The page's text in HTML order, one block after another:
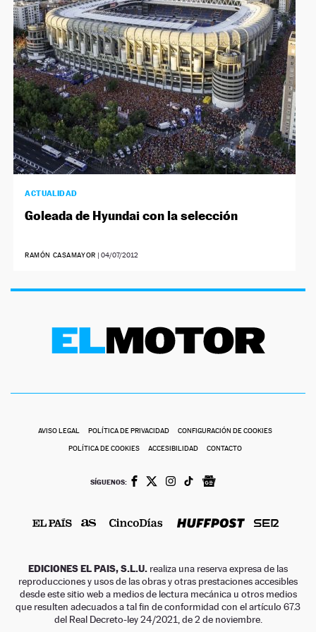
NEWSLETTER
SÍGUENOS
ACTUALIDAD
Goleada de Hyundai con la selección
RAMÓN CASAMAYOR | 04/07/2012
AVISO LEGAL POLÍTICA DE PRIVACIDAD CONFIGURACIÓN DE COOKIES
POLÍTICA DE COOKIES ACCESIBILIDAD CONTACTO
SÍGUENOS:
EDICIONES EL PAIS, S.L.U. realiza una reserva expresa de las
reproducciones y usos de las obras y otras prestaciones accesibles
desde este sitio web a medios de lectura mecánica u otros medios
que resulten adecuados a tal fin de conformidad con el artículo 67.3
del Real Decreto-ley 24/2021, de 2 de noviembre.